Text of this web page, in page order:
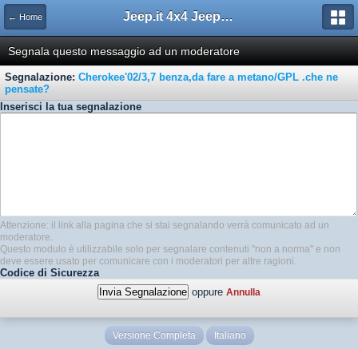
← Home Jeep.it 4x4 Jeep Web Community
Segnala questo messaggio ad un moderatore
Segnalazione: Cherokee'02/3,7 benza,da fare a metano/GPL .che ne
pensate?
Inserisci la tua segnalazione
Attenzione: il link alla pagina che si stai segnalando verrà comunicato ad un
moderatore.
Questo modulo è utilizzabile solo per segnalare contenuti "non a norma" e non
deve essere usato per comunicare con i moderatori per altre ragioni.
Codice di Sicurezza
oppure Annulla
Versione Completa Italiano